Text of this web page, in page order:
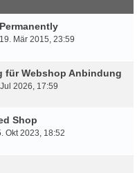
Mär 2015, 23:59
Webshop Anbindung
2026, 17:59
Shop
Okt 2023, 18:52